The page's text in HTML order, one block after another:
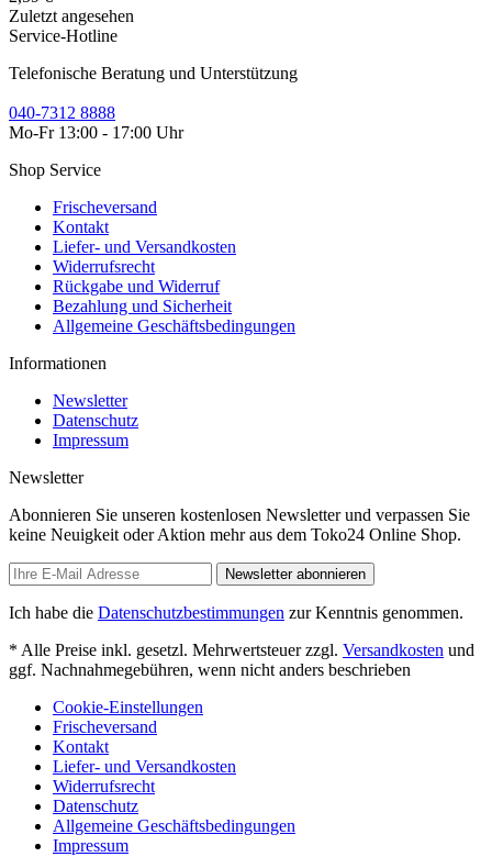
Zuletzt angesehen
Service-Hotline
Telefonische Beratung und Unterstützung
040-7312 8888
Mo-Fr 13:00 - 17:00 Uhr
Shop Service
Frischeversand
Kontakt
Liefer- und Versandkosten
Widerrufsrecht
Rückgabe und Widerruf
Bezahlung und Sicherheit
Allgemeine Geschäftsbedingungen
Informationen
Newsletter
Datenschutz
Impressum
Newsletter
Abonnieren Sie unseren kostenlosen Newsletter und verpassen Sie
keine Neuigkeit oder Aktion mehr aus dem Toko24 Online Shop.
Newsletter abonnieren
Ich habe die Datenschutzbestimmungen zur Kenntnis genommen.
* Alle Preise inkl. gesetzl. Mehrwertsteuer zzgl. Versandkosten und
ggf. Nachnahmegebühren, wenn nicht anders beschrieben
Cookie-Einstellungen
Frischeversand
Kontakt
Liefer- und Versandkosten
Widerrufsrecht
Datenschutz
Allgemeine Geschäftsbedingungen
Impressum